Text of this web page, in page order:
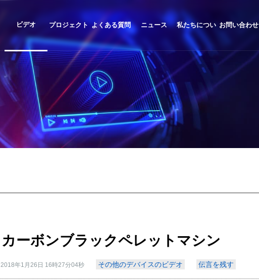
ビデオ プロジェクト
事例
よくある質問 ニュース 私たちについ お問い合わせ
カーボンブラックペレットマシン
2018年1月26日 16時27分04秒 その他のデバイスのビデオ 伝言を残す